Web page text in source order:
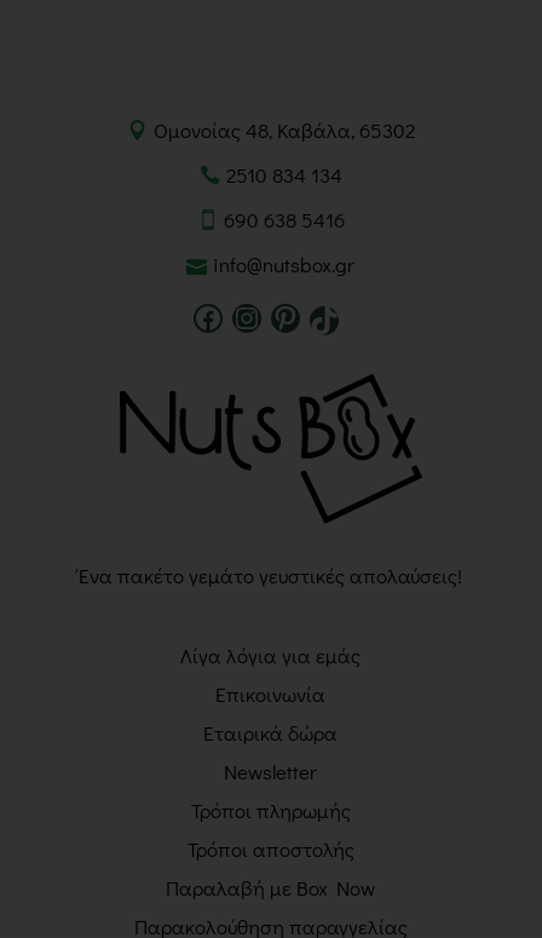
Ομονοίας 48, Καβάλα, 65302
2510 834 134
690 638 5416
info@nutsbox.gr
Ένα πακέτο γεμάτο γευστικές απολαύσεις!
Λίγα λόγια για εμάς
Επικοινωνία
Εταιρικά δώρα
Newsletter
Τρόποι πληρωμής
Τρόποι αποστολής
Παραλαβή με Box Now
Παρακολούθηση παραγγελίας